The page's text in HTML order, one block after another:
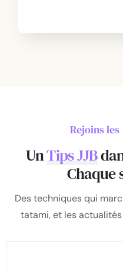
Rejoins
UnTips JJB
Chaque
Des techniques qui
tatami, et les